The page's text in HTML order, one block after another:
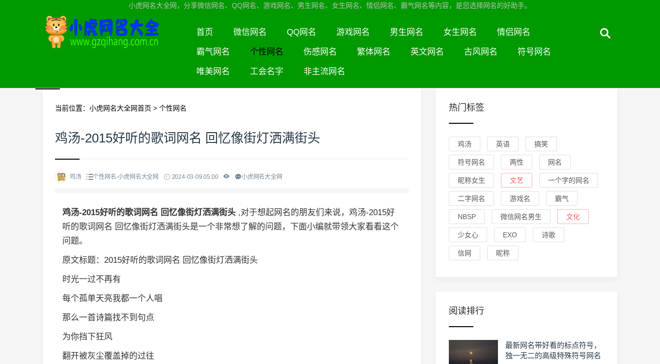
小虎网名大全网，分享微信网名、QQ网名、游戏网名、男生网名、女生网名、情侣网名、霸气网名等内容，是您选择网名的好助手。
首页 微信网名 QQ网名 游戏网名 男生网名 女生网名 情侣网名
霸气网名 个性网名 伤感网名 繁体网名 英文网名 古风网名 符号网名
唯美网名 工会名字 非主流网名
当前位置： 小虎网名大全网首页 > 个性网名
鸡汤-2015好听的歌词网名 回忆像街灯洒满街头
鸡汤 个性网名-小虎网名大全网 2024-03-09 05:00 小虎网名大全网
鸡汤-2015好听的歌词网名 回忆像街灯洒满街头 ,对于想起网名的朋友们来说，鸡汤-2015好
听的歌词网名 回忆像街灯洒满街头是一个非常想了解的问题，下面小编就带领大家看看这个
问题。
原文标题：2015好听的歌词网名 回忆像街灯洒满街头
时光一过不再有
每个孤单天亮我都一个人唱
那么一首诗篇找不到句点
为你挡下狂风
翻开被灰尘覆盖掉的过往
热门标签
鸡汤 英语 搞笑
符号网名 两性 网名
昵称女生 文艺 一个字的网名
二字网名 游戏名 霸气
NBSP 微信网名男生 文化
少女心 EXO 诗歌
信网 昵称
阅读排行
最新网名带好看的标点符号，
独一无二的高级特殊符号网名